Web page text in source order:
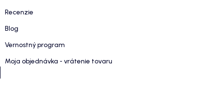
Recenzie
Blog
Vernostný program
Moja objednávka - vrátenie tovaru